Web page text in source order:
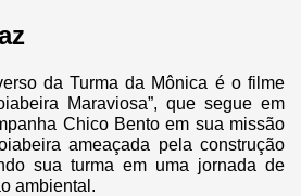
da Turma da Mônica é o filme
Maraviosa”, que segue em
Chico Bento em sua missão
ameaçada pela construção
sua turma em uma jornada de
ambiental.